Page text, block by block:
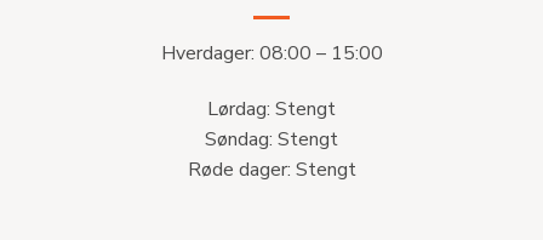
Hverdager: 08:00 – 15:00
Lørdag: Stengt
Søndag: Stengt
Røde dager: Stengt